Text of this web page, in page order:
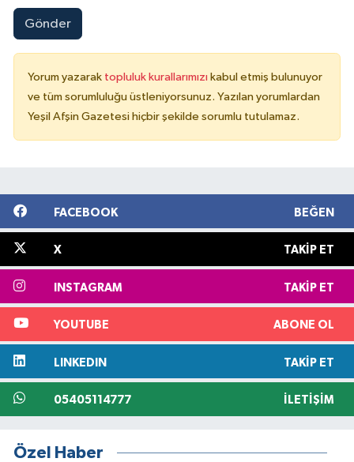
Gönder
Yorum yazarak topluluk kurallarımızı kabul etmiş bulunuyor
ve tüm sorumluluğu üstleniyorsunuz. Yazılan yorumlardan
Yeşil Afşin Gazetesi hiçbir şekilde sorumlu tutulamaz.
FACEBOOK BEĞEN
X TAKIP ET
INSTAGRAM TAKIP ET
YOUTUBE ABONE OL
LINKEDIN TAKIP ET
05405114777 İLETIŞIM
Özel Haber